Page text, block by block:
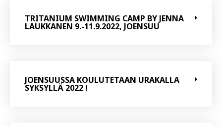
TRITANIUM SWIMMING CAMP BY JENNA
LAUKKANEN 9.-11.9.2022, JOENSUU
JOENSUUSSA KOULUTETAAN URAKALLA
SYKSYLLÄ 2022 !